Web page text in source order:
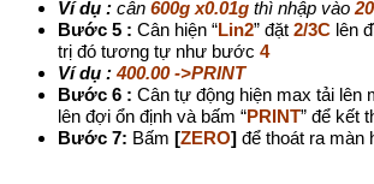
Ví dụ : cân 600g x0.01g thì nhập vào
Bước 5 : Cân hiện “Lin2” đặt 2/3C lên
trị đó tương tự như bước 4
Ví dụ : 400.00 ->PRINT
Bước 6 : Cân tự động hiện max tải lên
lên đợi ổn định và bấm “PRINT” để kết
Bước 7: Bấm [ZERO] để thoát ra màn